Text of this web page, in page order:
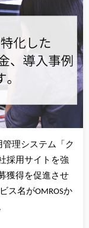
管理システム「ク
採用サイトを強
獲得を促進させ
ス名がOMROSか